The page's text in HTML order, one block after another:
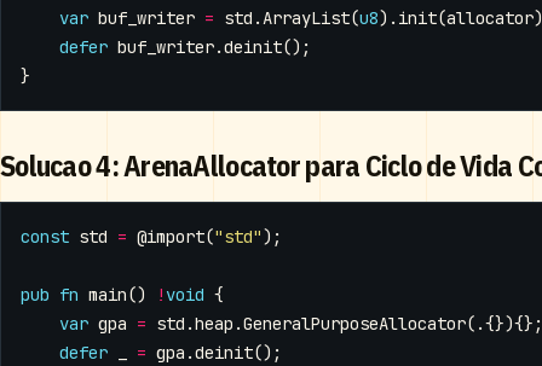
var buf_writer = std .ArrayList(u8). init(allocator
defer buf_writer.deinit();
}
Solucao 4: ArenaAllocator para Ciclo de Vida
const std = @import("std" );
pub fn main() ! void {
var gpa = std .heap .GeneralPurposeAllocator(.{}){};
defer
= gpa .deinit();